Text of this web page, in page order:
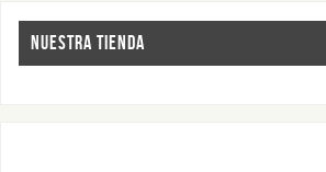
NUESTRA TIENDA